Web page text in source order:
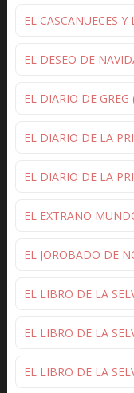
EL CASCANUECES
EL DESEO DE
EL DIARIO DE GREG
EL DIARIO DE LA
EL DIARIO DE LA
EL EXTRAÑO
EL JOROBADO DE
EL LIBRO DE LA
EL LIBRO DE LA
EL LIBRO DE LA